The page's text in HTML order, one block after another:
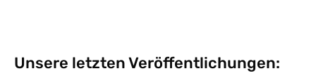
Unsere letzten Veröffentlichungen: